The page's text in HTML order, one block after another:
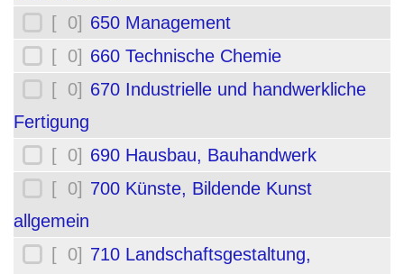
[ 0] 650 Management
[ 0] 660 Technische Chemie
[ 0] 670 Industrielle und handwerkliche
Fertigung
[ 0] 690 Hausbau, Bauhandwerk
[ 0] 700 Künste, Bildende Kunst
allgemein
[ 0] 710 Landschaftsgestaltung,